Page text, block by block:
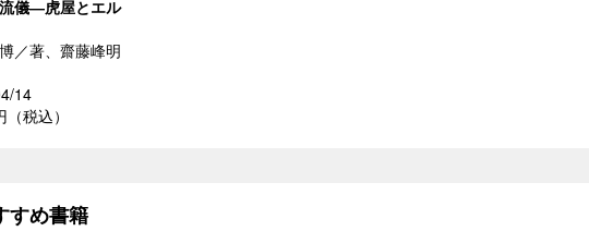
儀―虎屋とエル
／著、齋藤峰明
14
税込）
すめ書籍